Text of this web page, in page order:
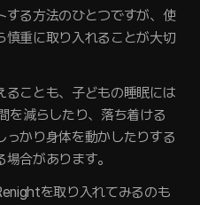
する方法のひとつですが、使
重に取り入れることが大切
ることも、子どもの睡眠には
を減らしたり、落ち着ける
かり身体を動かしたりする
合があります。
を取り入れてみるのも